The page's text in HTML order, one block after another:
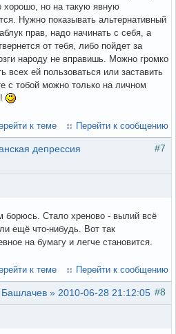
хорошо, но на такую явную
Нужно показывать альтернативный
прав, надо начинать с себя, а
от тебя, либо пойдет за
народу не вправишь. Можно громко
всех ей пользоваться или заставить
с тобой можно только на личном
к теме Перейти к сообщению
#7
депрессия
борюсь. Стало хреново - вылий всё
ещё что-нибудь. Вот так
на бумагу и легче становится.
к теме Перейти к сообщению
#8
Башлачев » 2010-06-28 21:12:05